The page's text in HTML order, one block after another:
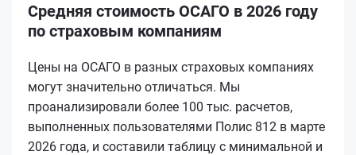
Средняя стоимость ОСАГО в 2026 году
по страховым компаниям
Цены на ОСАГО в разных страховых компаниях
могут значительно отличаться. Мы
проанализировали более 100 тыс. расчетов,
выполненных пользователями Полис 812 в марте
2026 года, и составили таблицу с минимальной и